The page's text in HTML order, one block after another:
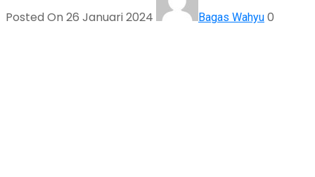
Posted On 26 Januari 2024 Bagas Wahyu 0